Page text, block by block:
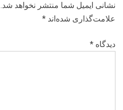
نشانی ایمیل شما منتشر نخواهد شد.
علامت‌گذاری شده‌اند *
دیدگاه *